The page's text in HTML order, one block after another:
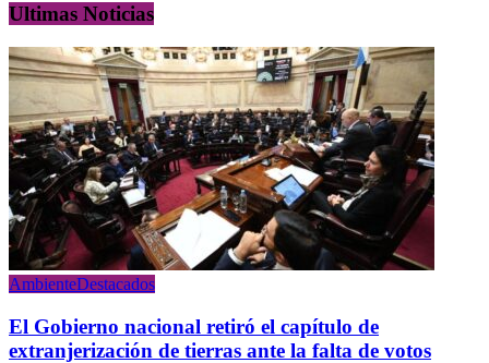
Ultimas Noticias
AmbienteDestacados
El Gobierno nacional retiró el capítulo de
extranjerización de tierras ante la falta de votos